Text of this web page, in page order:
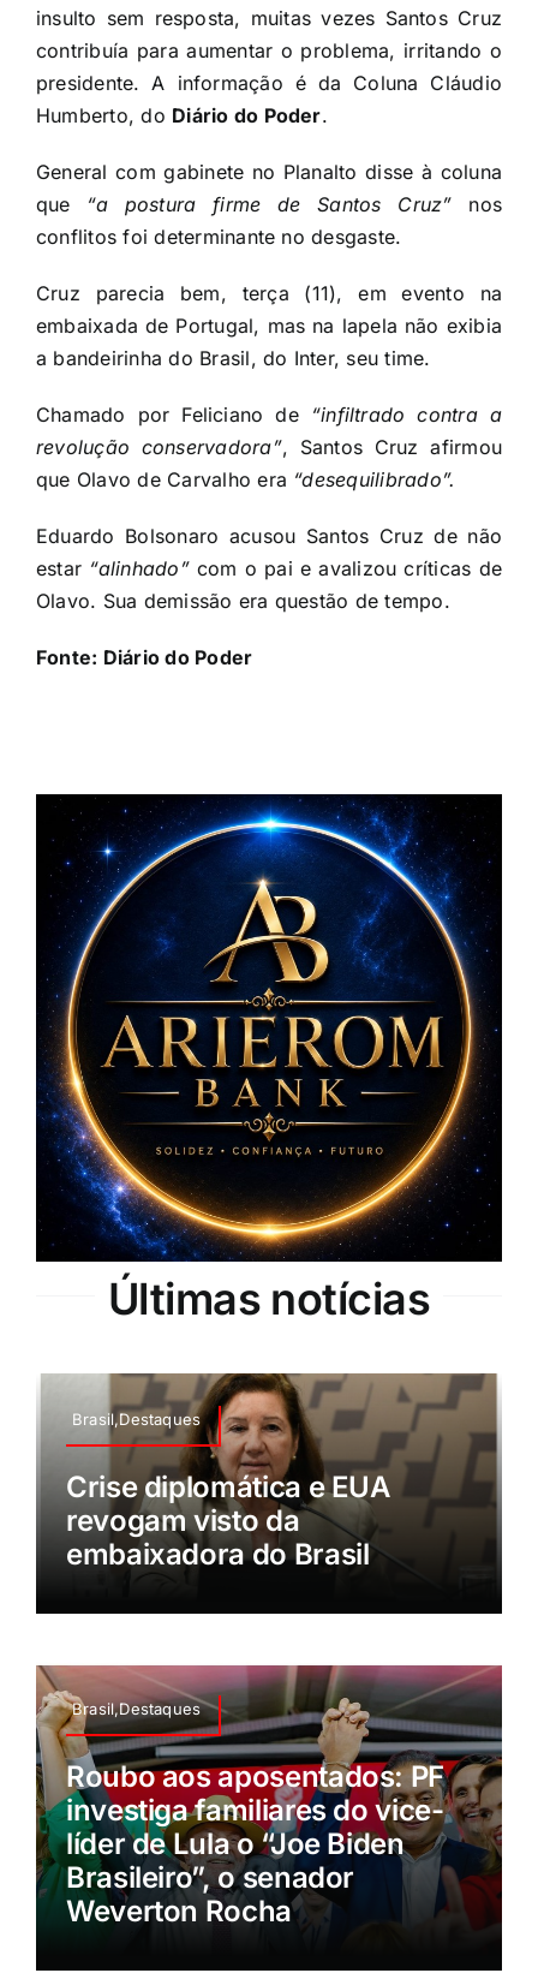
insulto sem resposta, muitas vezes Santos Cruz
contribuía para aumentar o problema, irritando o
presidente. A informação é da Coluna Cláudio
Humberto, do Diário do Poder.
General com gabinete no Planalto disse à coluna
que “a postura firme de Santos Cruz” nos
conflitos foi determinante no desgaste.
Cruz parecia bem, terça (11), em evento na
embaixada de Portugal, mas na lapela não exibia
a bandeirinha do Brasil, do Inter, seu time.
Chamado por Feliciano de “infiltrado contra a
revolução conservadora”, Santos Cruz afirmou
que Olavo de Carvalho era “desequilibrado”.
Eduardo Bolsonaro acusou Santos Cruz de não
estar “alinhado”com o pai e avalizou críticas de
Olavo. Sua demissão era questão de tempo.
Fonte: Diário do Poder
Últimas notícias
Brasil,Destaques
Crise diplomática e EUA
revogam visto da
embaixadora do Brasil
Brasil,Destaques
Roubo aos aposentados: PF
investiga familiares do vice-
líder de Lula o “Joe Biden
Brasileiro”, o senador
Weverton Rocha